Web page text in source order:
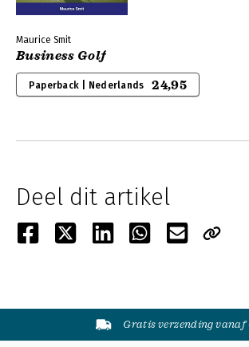
Maurice Smit
Business Golf
Paperback | Nederlands 24,95
Deel dit artikel
Gratis verzending vanaf